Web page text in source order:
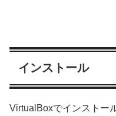
インストール
VirtualBoxでインストー